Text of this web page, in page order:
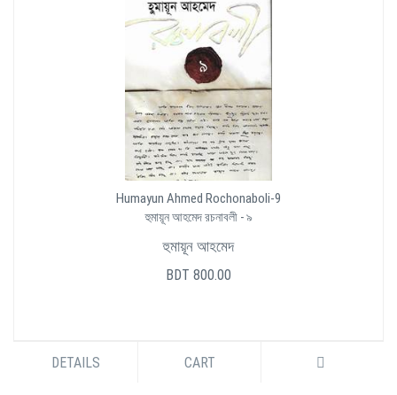
Humayun Ahmed Rochonaboli-9
হুমায়ূন আহমেদ রচনাবলী - ৯
হুমায়ূন আহমেদ
BDT 800.00
DETAILS CART